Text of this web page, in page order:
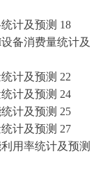
计及预测 18
备消费量统计及
计及预测 22
计及预测 24
计及预测 25
计及预测 27
用率统计及预测